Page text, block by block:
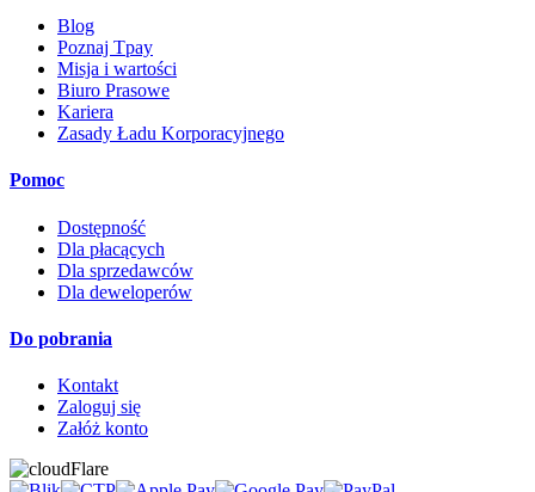
Blog
Poznaj Tpay
Misja i wartości
Biuro Prasowe
Kariera
Zasady Ładu Korporacyjnego
Pomoc
Dostępność
Dla płacących
Dla sprzedawców
Dla deweloperów
Do pobrania
Kontakt
Zaloguj się
Załóż konto